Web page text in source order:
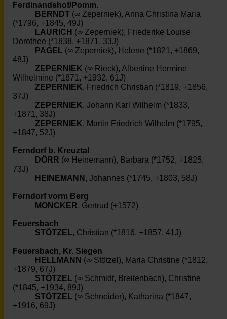
Ferdinandshof/Pomm.
BERNDT (∞ Zeperniek), Anna Christina Maria
(*1796, +1845, 49J)
LAURICH (∞ Zeperniek), Friederike Louise
Dorothee (*1838, +1871, 33J)
PAGEL (∞ Zeperniek), Helene (*1821, +1869,
48J)
ZEPERNIEK (∞ Rieck), Albertine Hermine
Wilhelmine (*1871, +1932, 61J)
ZEPERNIEK, Friedrich Christian (*1819, +1856,
37J)
ZEPERNIEK, Johann Karl Wilhelm (*1833,
+1871, 38J)
ZEPERNIEK, Martin Friedrich Wilhelm (*1795,
+1847, 52J)
Ferndorf b. Kreuztal
DÖRR (∞ Heinemann), Barbara (*1752, +1825,
73J)
HEINEMANN , Johannes (*1745, +1803, 58J)
Ferndorf vorm Berg
MONCKER, Gertrud (+1572)
Feuersbach
STÖTZEL, Christian (*1816, +1857, 41J)
Feuersbach, Kr. Siegen
HELLMANN (∞ Stötzel), Maria Christine (*1812,
+1879, 67J)
STÖTZEL (∞ Schmidt, Breitenbach), Christine
(*1845, +1934, 89J)
STÖTZEL (∞ Schneider), Katharina (*1847,
+1916, 69J)